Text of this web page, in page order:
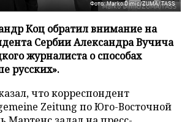
Фото: Marko Dimic/ZUMA/TASS
Коц обратил внимание на
Сербии Александра Вучича
журналиста о способах
русских».
что корреспондент
Zeitung по Юго-Восточной